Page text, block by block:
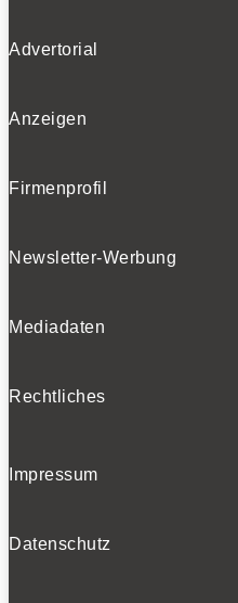
Advertorial
Anzeigen
Firmenprofil
Newsletter-Werbung
Mediadaten
Rechtliches
Impressum
Datenschutz